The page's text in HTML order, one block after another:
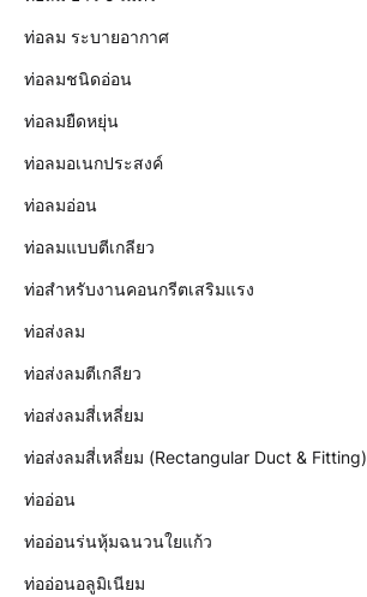
ท่อลม ระบายอากาศ
ท่อลมชนิดอ่อน
ท่อลมยืดหยุ่น
ท่อลมอเนกประสงค์
ท่อลมอ่อน
ท่อลมแบบตีเกลียว
ท่อสำหรับงานคอนกรีตเสริมแรง
ท่อส่งลม
ท่อส่งลมตีเกลียว
ท่อส่งลมสี่เหลี่ยม
ท่อส่งลมสี่เหลี่ยม (Rectangular Duct & Fitting)
ท่ออ่อน
ท่ออ่อนร่นหุ้มฉนวนใยแก้ว
ท่ออ่อนอลูมิเนียม